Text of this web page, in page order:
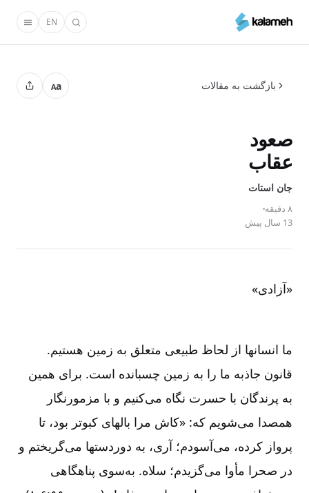
محتوای
EN
بازگشت به مقالات Aa
صعود
عقاب
جان استات
۸ دقیقه
13 سال پیش
«آزادی»
ما انسانها از لحاظ طبیعی متعلق به زمین هستیم.
قانون جاذبه ما را به زمین چسبانده است. برای همین
به پرندگان با حسرت نگاه میکنیم و با مزمورنگار
همصدا میشویم که: «کاش مرا بالهای کبوتر بود، تا
پرواز کرده، میآسودم؛ آری، به دوردستها میگریختم و
در صحرا مأوا میگزیدم؛ سلاه. بهسوی پناهگاهی